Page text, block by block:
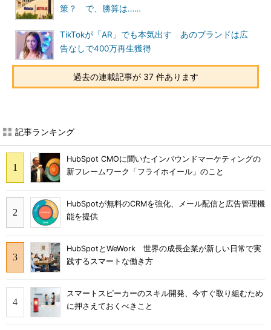
策？ で、勝算は……
TikTokが「AR」でも本気出す あのブランドは広
告なしで400万再生獲得
過去の連載記事が 37 件あります
記事ランキング
HubSpot CMOに聞いたインバウンドマーケティングの
新フレームワーク「フライホイール」のこと
HubSpotが無料のCRMを強化、メール配信と広告管理機
能を提供
HubSpotとWeWork 世界の成長企業が新しい日常で実
践するスマートな働き方
スマートスピーカーのスキル開発、今すぐ取り組むため
に押さえておくべきこと